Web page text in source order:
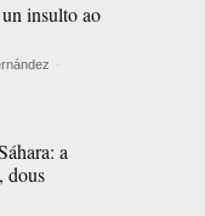
insulto ao
-
a
dous